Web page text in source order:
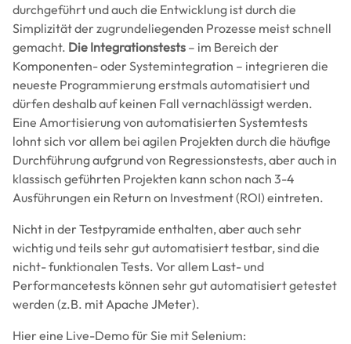
durchgeführt und auch die Entwicklung ist durch die
Simplizität der zugrundeliegenden Prozesse meist schnell
gemacht. Die Integrationstests – im Bereich der
Komponenten- oder Systemintegration – integrieren die
neueste Programmierung erstmals automatisiert und
dürfen deshalb auf keinen Fall vernachlässigt werden.
Eine Amortisierung von automatisierten Systemtests
lohnt sich vor allem bei agilen Projekten durch die häufige
Durchführung aufgrund von Regressionstests, aber auch in
klassisch geführten Projekten kann schon nach 3-4
Ausführungen ein Return on Investment (ROI) eintreten.
Nicht in der Testpyramide enthalten, aber auch sehr
wichtig und teils sehr gut automatisiert testbar, sind die
nicht- funktionalen Tests. Vor allem Last- und
Performancetests können sehr gut automatisiert getestet
werden (z.B. mit Apache JMeter).
Hier eine Live-Demo für Sie mit Selenium: